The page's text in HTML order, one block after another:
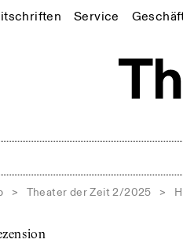
Service
> Theater der Zeit 2/2025 >